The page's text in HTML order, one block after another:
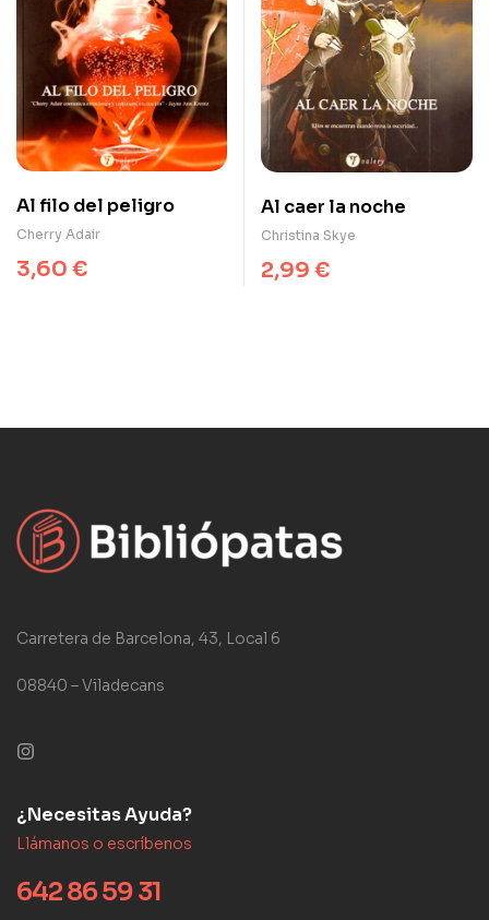
Al filo del peligro
Cherry Adair
3,60 €
Al caer la noche
Christina Skye
2,99 €
Carretera de Barcelona, 43, Local 6
08840 – Viladecans
¿Necesitas Ayuda?
Llámanos o escríbenos
642 86 59 31